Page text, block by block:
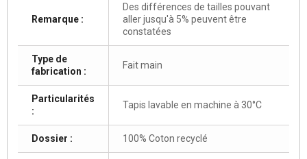
Remarque :
Des différences de tailles pouvant
aller jusqu'à 5% peuvent être
constatées
Type de
fabrication :
Fait main
Particularités
:
Tapis lavable en machine à 30°C
Dossier : 100% Coton recyclé